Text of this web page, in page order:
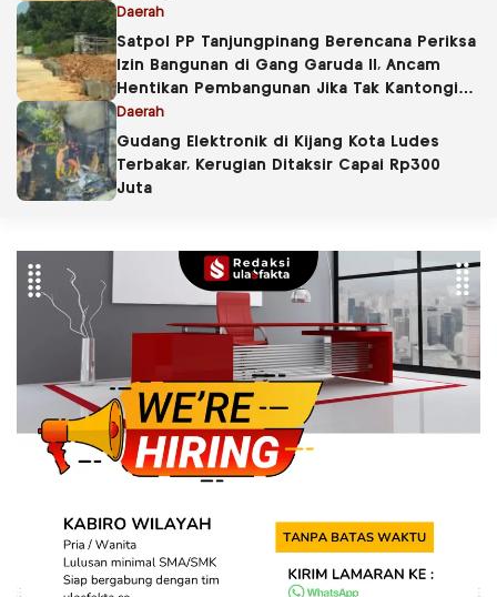
Daerah
Satpol PP Tanjungpinang Berencana Periksa
Izin Bangunan di Gang Garuda II, Ancam
Hentikan Pembangunan Jika Tak Kantongi
PBG
Daerah
Gudang Elektronik di Kijang Kota Ludes
Terbakar, Kerugian Ditaksir Capai Rp300
Juta